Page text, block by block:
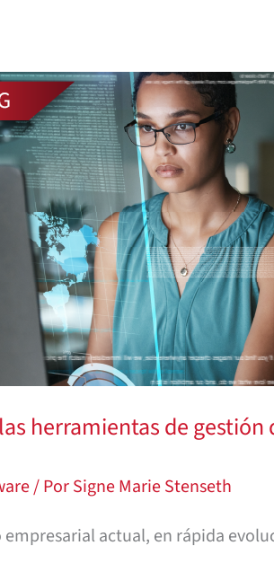
herramientas de
/ PorSigne Marie Stenseth
actual, en rápida